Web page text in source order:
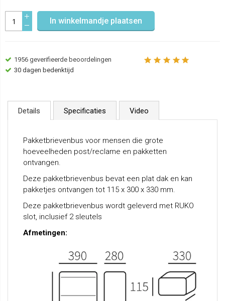
In winkelmandje plaatsen
1956 geverifieerde beoordelingen
30 dagen bedenktijd
Details Specificaties Video
Pakketbrievenbus voor mensen die grote
hoeveelheden post/reclame en pakketten
ontvangen.
Deze pakketbrievenbus bevat een plat dak en kan
pakketjes ontvangen tot 115 x 300 x 330 mm.
Deze pakketbrievenbus wordt geleverd met RUKO
slot, inclusief 2 sleutels
Afmetingen: